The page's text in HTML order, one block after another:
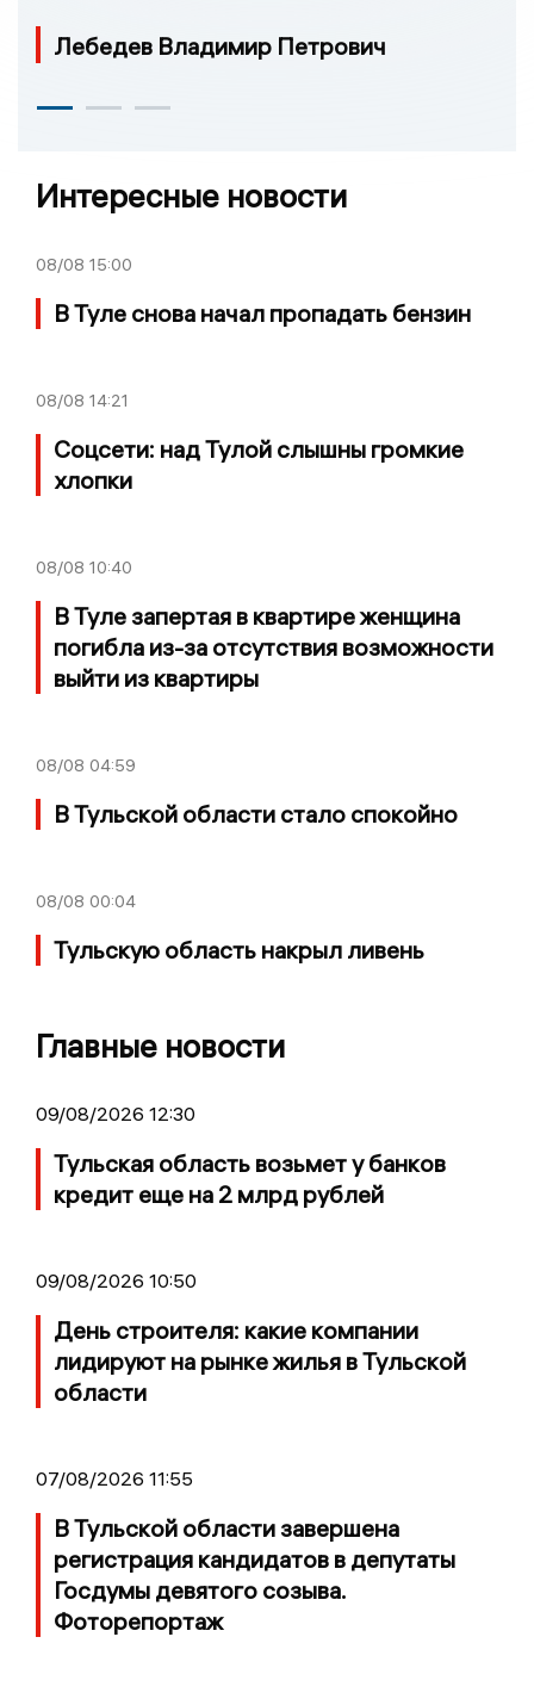
Лебедев Владимир Петрович
Интересные новости
08/08 15:00
В Туле снова начал пропадать бензин
08/08 14:21
Соцсети: над Тулой слышны громкие
хлопки
08/08 10:40
В Туле запертая в квартире женщина
погибла из-за отсутствия возможности
выйти из квартиры
08/08 04:59
В Тульской области стало спокойно
08/08 00:04
Тульскую область накрыл ливень
Главные новости
09/08/2026 12:30
Тульская область возьмет у банков
кредит еще на 2 млрд рублей
09/08/2026 10:50
День строителя: какие компании
лидируют на рынке жилья в Тульской
области
07/08/2026 11:55
В Тульской области завершена
регистрация кандидатов в депутаты
Госдумы девятого созыва.
Фоторепортаж